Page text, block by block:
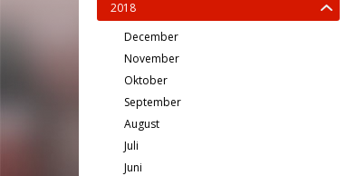
2018
December
November
Oktober
September
August
Juli
Juni